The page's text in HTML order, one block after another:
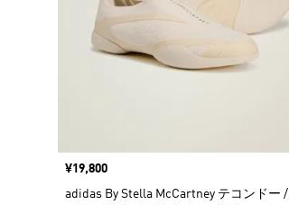
価格
¥19,800
adidas By Stella McCartney テコンドー /